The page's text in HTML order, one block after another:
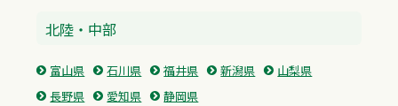
北陸・中部
富山県 石川県 福井県 新潟県
山梨県
長野県
愛知県 静岡県